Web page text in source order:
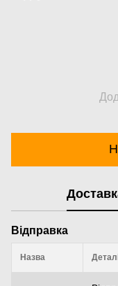
Відправка
Назва